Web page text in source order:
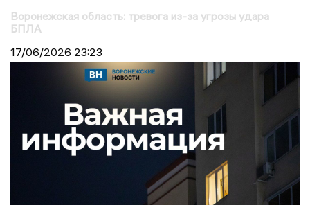
Воронежская область: тревога из-за угрозы удара
БПЛА
17/06/2026 23:23